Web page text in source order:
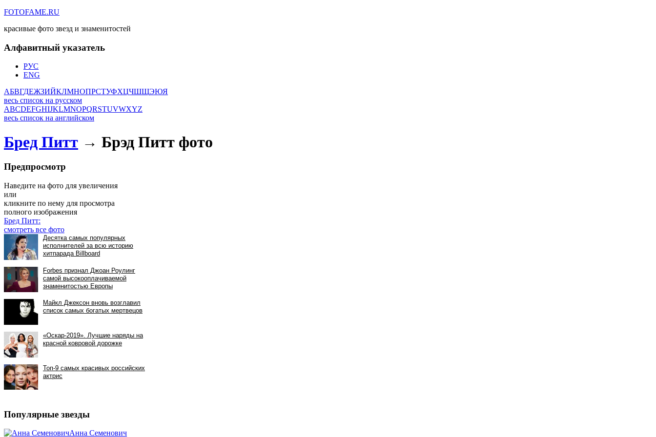
FOTOFAME.RU
красивые фото звезд и знаменитостей
Алфавитный указатель
РУС
ENG
АБВГДЕЖЗИЙКЛМНОПРСТУФХЦЧШЩЭЮЯ
весь список на русском
ABCDEFGHIJKLMNOPQRSTUVWXYZ
весь список на английском
Бред Питт → Брэд Питт фото
Предпросмотр
Наведите на фото для увеличения
или
кликните по нему для просмотра
полного изображения
Бред Питт:
смотреть все фото
Популярные звезды
Анна Семенович